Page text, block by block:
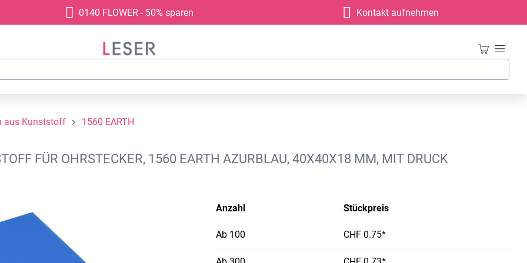
0140 FLOWER - 50% sparen Kontakt aufnehmen
aus Kunststoff 1560 EARTH
FÜR OHRSTECKER, 1560 EARTH AZURBLAU, 40X40X18 MM, MIT DRUCK
Anzahl Stückpreis
Ab 100 CHF 0.75*